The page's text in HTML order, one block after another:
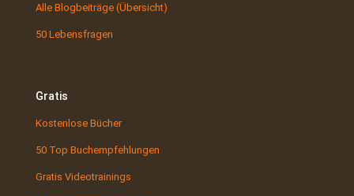
Alle Blogbeiträge (Übersicht)
50 Lebensfragen
Gratis
Kostenlose Bücher
50 Top Buchempfehlungen
Gratis Videotrainings